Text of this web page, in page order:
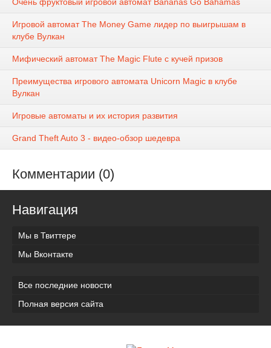
Игровой автомат The Money Game лидер по выигрышам в
клубе Вулкан
Мифический автомат The Magic Flute с кучей призов
Преимущества игрового автомата Unicorn Magic в клубе
Вулкан
Игровые автоматы и их история развития
Grand Theft Auto 3 - видео-обзор шедевра
Комментарии (0)
Навигация
Мы в Твиттере
Мы Вконтакте
Все последние новости
Полная версия сайта